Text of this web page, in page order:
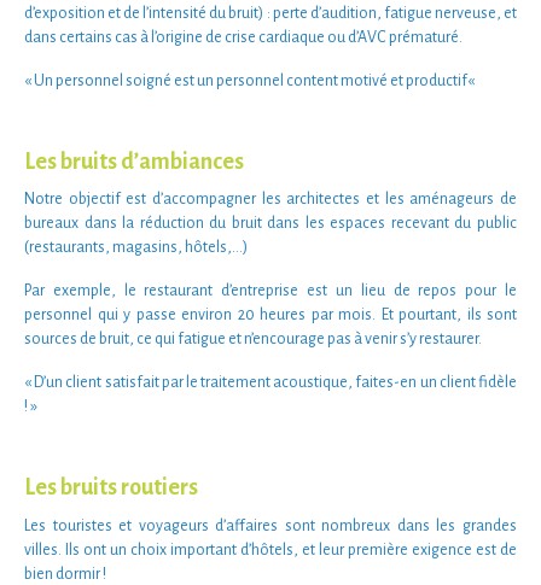
d’exposition et de l’intensité du bruit) : perte d’audition, fatigue nerveuse, et
dans certains cas à l’origine de crise cardiaque ou d’AVC prématuré.
« Un personnel soigné est un personnel contentmotivé etproductif«
Les bruits d’ambiances
Notre objectifest d’accompagner les architectes et les aménageurs de
bureaux dans la réduction du bruitdans les espaces recevant du public
(restaurants, magasins, hôtels,…)
Par exemple, lerestaurant d’entreprise est un lieu de repos pour le
personnel qui y passe environ 20 heures par mois. Et pourtant, ils sont
sources de bruit, ce qui fatigue et n’encourage pas à venir s’y restaurer.
« D’un client satisfait par le traitement acoustique, faites-en un client fidèle
! »
Les bruits routiers
Les touristes et voyageurs d’affaires sont nombreux dans les grandes
villes . Ils ont un choix important d’hôtels , et leurpremière exigence est de
bien dormir!